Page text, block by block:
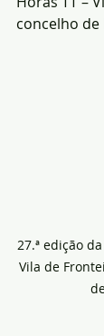
concelho
27.ª edição
Vila de